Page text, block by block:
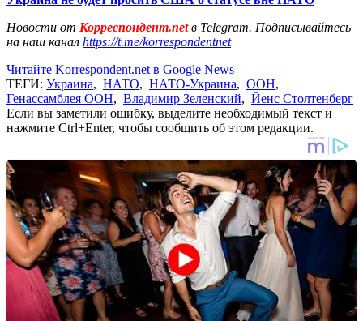
Новости от Корреспондент.netв Telegram. Подписывайтесь
на наш канал https://t.me/korrespondentnet
Читайте Korrespondent.net в Google News
ТЕГИ: Украина, НАТО, НАТО-Украина, ООН,
Генассамблея ООН, Владимир Зеленский, Йенс Столтенберг
Если вы заметили ошибку, выделите необходимый текст и
нажмите Ctrl+Enter, чтобы сообщить об этом редакции.